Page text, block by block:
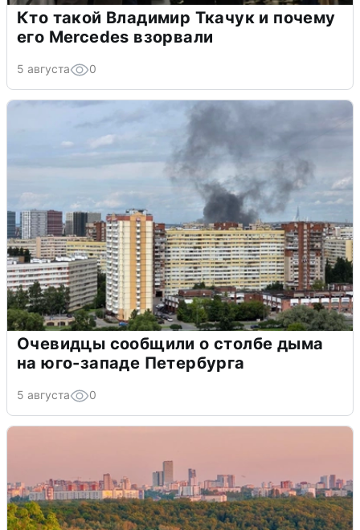
Кто такой Владимир Ткачук и почему
его Mercedes взорвали
5 августа 0
Очевидцы сообщили о столбе дыма
на юго-западе Петербурга
5 августа 0